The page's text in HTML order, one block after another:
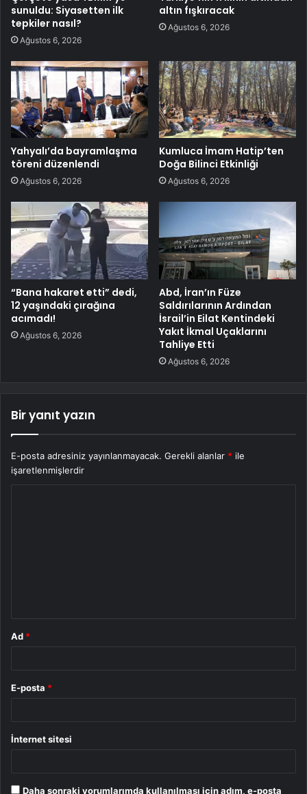
sunuldu: Siyasetten ilk
tepkiler nasıl?
Ağustos 6, 2026
altın fışkıracak
Ağustos 6, 2026
Yahyalı’da bayramlaşma
töreni düzenlendi
Ağustos 6, 2026
Kumluca İmam Hatip’ten
Doğa Bilinci Etkinliği
Ağustos 6, 2026
“Bana hakaret etti” dedi,
12 yaşındaki çırağına
acımadı!
Ağustos 6, 2026
Abd, İran’ın Füze
Saldırılarının Ardından
İsrail’in Eilat Kentindeki
Yakıt İkmal Uçaklarını
Tahliye Etti
Ağustos 6, 2026
Bir yanıt yazın
E-posta adresiniz yayınlanmayacak. Gerekli alanlar * ile
işaretlenmişlerdir
Ad *
E-posta *
İnternet sitesi
Daha sonraki yorumlarımda kullanılması için adım, e-posta